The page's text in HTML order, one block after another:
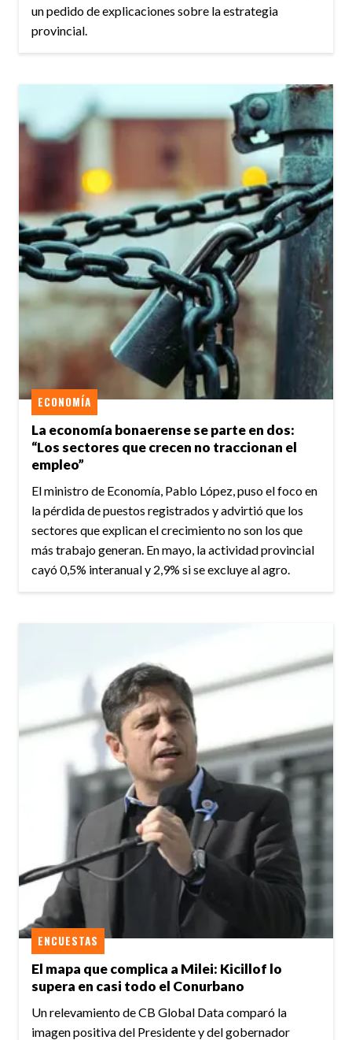
un pedido de explicaciones sobre la estrategia
provincial.
La economía bonaerense se parte en dos:
“Los sectores que crecen no traccionan el
empleo”
ECONOMÍA
El ministro de Economía, Pablo López, puso el foco en
la pérdida de puestos registrados y advirtió que los
sectores que explican el crecimiento no son los que
más trabajo generan. En mayo, la actividad provincial
cayó 0,5% interanual y 2,9% si se excluye al agro.
El mapa que complica a Milei: Kicillof lo
supera en casi todo el Conurbano
ENCUESTAS
Un relevamiento de CB Global Data comparó la
imagen positiva del Presidente y del gobernador